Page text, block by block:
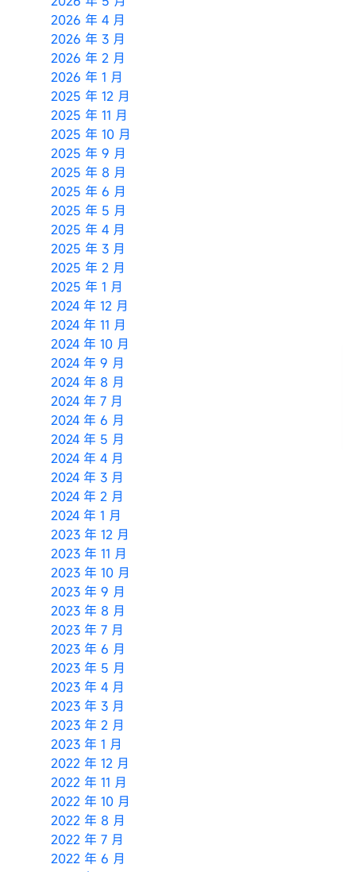
2026 年 4 月
2026 年 3 月
2026 年 2 月
2026 年 1 月
2025 年 12 月
2025 年 11 月
2025 年 10 月
2025 年 9 月
2025 年 8 月
2025 年 6 月
2025 年 5 月
2025 年 4 月
2025 年 3 月
2025 年 2 月
2025 年 1 月
2024 年 12 月
2024 年 11 月
2024 年 10 月
2024 年 9 月
2024 年 8 月
2024 年 7 月
2024 年 6 月
2024 年 5 月
2024 年 4 月
2024 年 3 月
2024 年 2 月
2024 年 1 月
2023 年 12 月
2023 年 11 月
2023 年 10 月
2023 年 9 月
2023 年 8 月
2023 年 7 月
2023 年 6 月
2023 年 5 月
2023 年 4 月
2023 年 3 月
2023 年 2 月
2023 年 1 月
2022 年 12 月
2022 年 11 月
2022 年 10 月
2022 年 8 月
2022 年 7 月
2022 年 6 月